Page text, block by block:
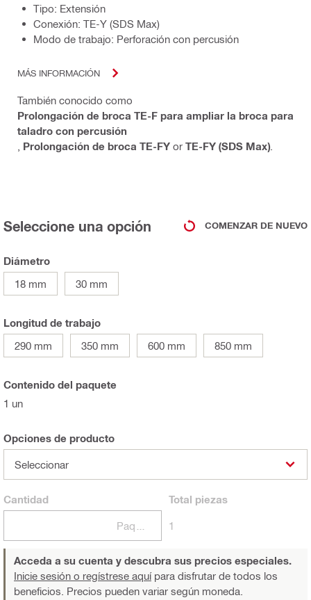
Tipo: Extensión
Conexión: TE-Y (SDS Max)
Modo de trabajo: Perforación con percusión
MÁS INFORMACIÓN
También conocido como
Prolongación de broca TE-F para ampliar la broca para
taladro con percusión
Prolongación de broca TE-FY or TE-FY (SDS Max)
Seleccione una opción COMENZAR DE NUEVO
Diámetro
18 mm
30 mm
Longitud de trabajo
290 mm
350 mm 600 mm 850 mm
Contenido del paquete
1 un
Opciones de producto
Seleccionar
Cantidad Total piezas
1
Acceda a su cuenta y descubra sus precios especiales.
Inicie sesión o regístrese aquípara disfrutar de todos los
beneficios. Precios pueden variar según moneda.